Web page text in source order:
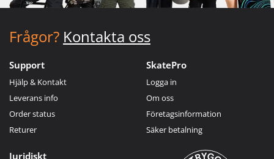
Frågor? Kontakta oss
Support
Hjälp & Kontakt
Leverans info
Order status
Returer
SkatePro
Logga in
Om oss
Företagsinformation
Säker betalning
Juridiskt